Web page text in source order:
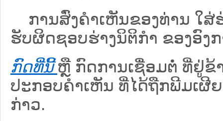
ການສົ່ງຄໍາເຫັນຂອງທ່ານ ໃສ່
ຮັບຜິດຊອບຮ່າງນິຕິກຳ ຂອງອົງ
ກົດທີ່ນີ້ ຫຼື ກົດການເຊື່ອມຕໍ່ ທີ່ຢູ່ຂ້
ປະກອບຄຳເຫັນ ທີ່ໄດ້ຖືກພີມເຜີ
ກ່າວ.